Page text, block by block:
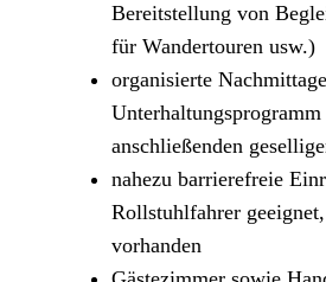
Bereitstellung von
für Wandertouren usw.)
organisierte
Unterhaltungsprogramm
anschließenden
nahezu barrierefreie
Rollstuhlfahrer
vorhanden